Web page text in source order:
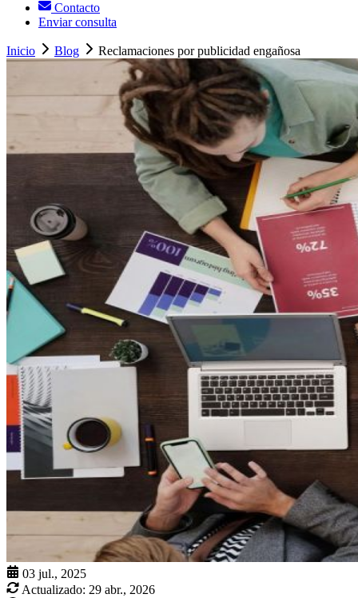
Contacto
Enviar consulta
Inicio Blog Reclamaciones por publicidad engañosa
03 jul., 2025
Actualizado: 29 abr., 2026